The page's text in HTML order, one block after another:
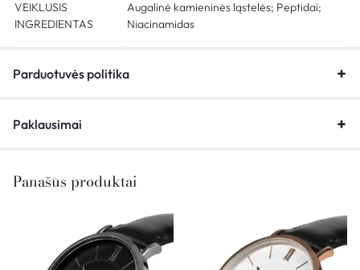
VEIKLUSIS
INGREDIENTAS
Augalinė kamieninės ląstelės; Peptidai;
Niacinamidas
Parduotuvės politika
Paklausimai
Panašūs produktai